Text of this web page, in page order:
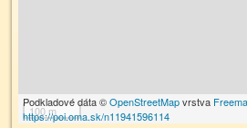
100 m
Podkladové dáta ©OpenStreetMapvrstva
https://poi.oma.sk/n11941596114